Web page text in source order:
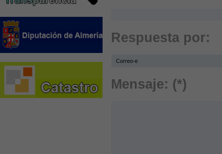
Respuesta por:
Mensaje: (*)